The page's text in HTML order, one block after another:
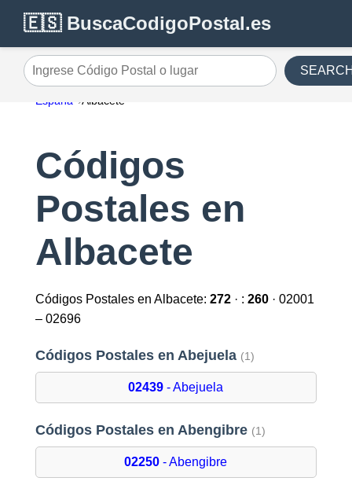
🇪🇸 BuscaCodigoPostal.es
Ingrese Código Postal o lugar
España Albacete
Códigos
Postales en
Albacete
Códigos Postales en Albacete: 272· : 260· 02001
– 02696
Códigos Postales en Abejuela (1)
02439 - Abejuela
Códigos Postales en Abengibre (1)
02250 - Abengibre